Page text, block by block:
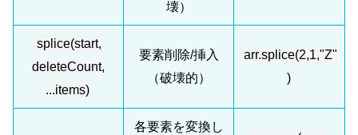
壊）
splice(start,
deleteCount,
...items)
要素削除/挿入
（破壊的）
arr.splice(2,1,"Z"
)
各要素を変換し